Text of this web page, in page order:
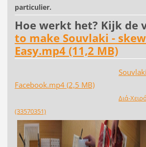
particulier.
Hoe werkt het? Kijk de
to make Souvlaki -
Easy.mp4 (11,2 MB)
Facebook.mp4 (2,5 MB)
Διά-
(33570351)